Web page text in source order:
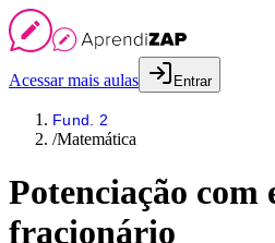
Acessar mais aulas Entrar
Fund. 2
/Matemática
Potenciação com
fracionário